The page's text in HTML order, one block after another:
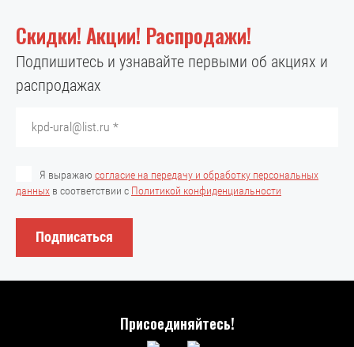
Скидки! Акции! Распродажи!
Подпишитесь и узнавайте первыми об акциях и
распродажах
Я выражаю согласие на передачу и обработку персональных
данных в соответствии с Политикой конфиденциальности
Подписаться
Присоединяйтесь!